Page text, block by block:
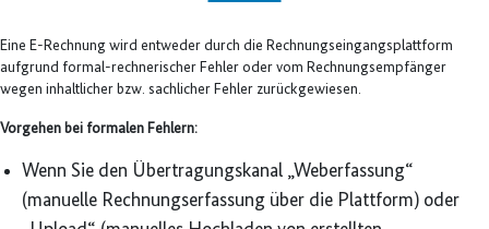
Eine E-Rechnung wird entweder durch die Rechnungseingangsplattform
aufgrund formal-rechnerischer Fehler oder vom Rechnungsempfänger
wegen inhaltlicher bzw. sachlicher Fehler zurückgewiesen.
Vorgehen bei formalen Fehlern:
Wenn Sie den Übertragungskanal „Weberfassung“
(manuelle Rechnungserfassung über die Plattform) oder